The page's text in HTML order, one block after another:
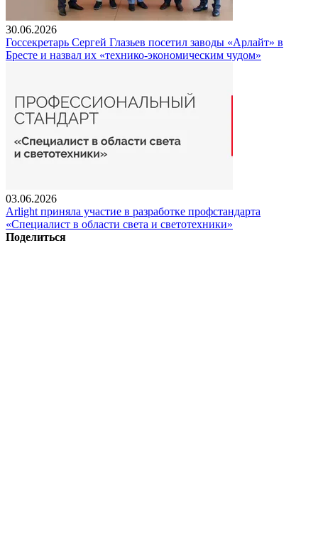
30.06.2026
Госсекретарь Сергей Глазьев посетил заводы «Арлайт» в
Бресте и назвал их «технико-экономическим чудом»
03.06.2026
Arlight приняла участие в разработке профстандарта
«Специалист в области света и светотехники»
Поделиться